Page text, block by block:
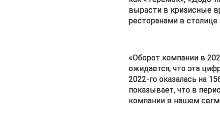
вырасти в кризисные
ресторанами в
«Оборот компании в
ожидается, что эта
2022-го оказалась на
показывает, что в
компании в нашем